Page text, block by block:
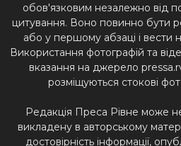
обов'язковим незалежно від
цитування. Воно повинно бути
або у першому абзаці і вести
Використання фотографій та
вказання на джерело
розміщуються стокові
Редакція Преса Рівне може
викладену в авторському
достовірність інформації,